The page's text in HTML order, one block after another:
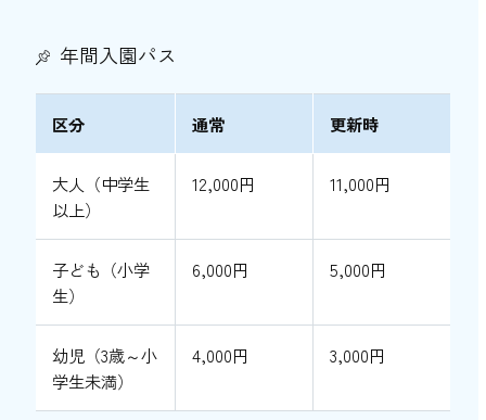
年間入園パス
区分 通常 更新時
大人（中学生
以上）
12,000円 11,000円
子ども（小学
生）
6,000円 5,000円
幼児（3歳～小
学生未満）
4,000円 3,000円